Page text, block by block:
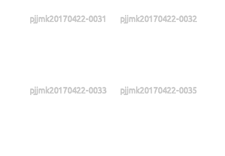
pjjmk20170422-0031 pjjmk20170422-0032
pjjmk20170422-0033 pjjmk20170422-0035